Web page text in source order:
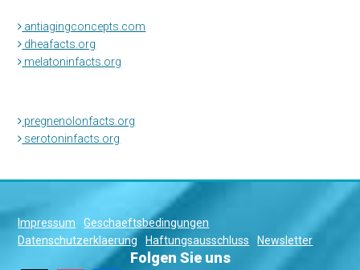
antiagingconcepts.com
dheafacts.org
melatoninfacts.org
pregnenolonfacts.org
serotoninfacts.org
Impressum
Geschaeftsbedingungen
Datenschutzerklaerung
Haftungsausschluss Newsletter
Folgen Sie uns